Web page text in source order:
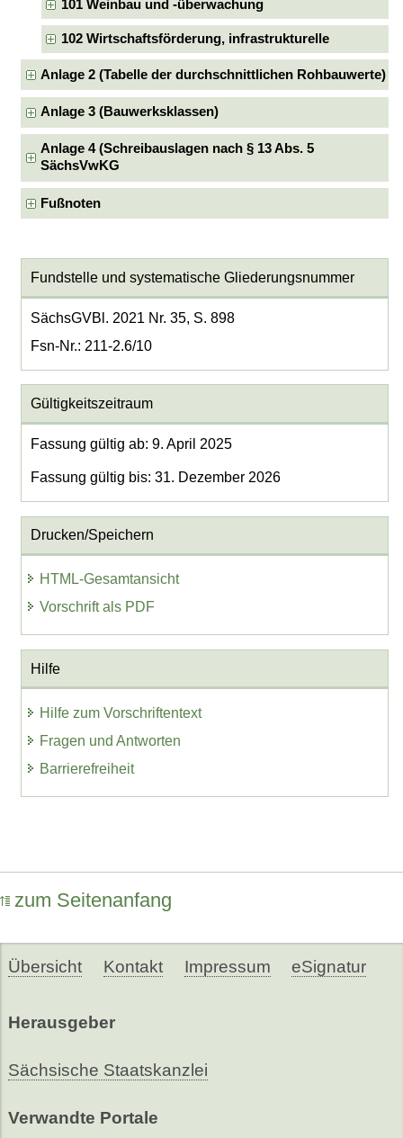
101 Weinbau und -überwachung
102 Wirtschaftsförderung, infrastrukturelle
Anlage 2 (Tabelle der durchschnittlichen Rohbauwerte)
Anlage 3 (Bauwerksklassen)
Anlage 4 (Schreibauslagen nach § 13 Abs. 5
SächsVwKG
Fußnoten
Fundstelle und systematische Gliederungsnummer
SächsGVBl. 2021 Nr. 35, S. 898
Fsn-Nr.: 211-2.6/10
Gültigkeitszeitraum
Fassung gültig ab: 9. April 2025
Fassung gültig bis: 31. Dezember 2026
Drucken/Speichern
HTML-Gesamtansicht
Vorschrift als PDF
Hilfe
Hilfe zum Vorschriftentext
Fragen und Antworten
Barrierefreiheit
zum Seitenanfang
Übersicht Kontakt Impressum eSignatur
Herausgeber
Sächsische Staatskanzlei
Verwandte Portale